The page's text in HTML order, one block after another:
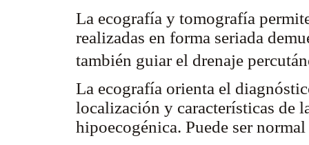
La ecografía y tomografía
realizadas en forma seriada
también guiar el drenaje
La ecografía orienta el
localización y características de
hipoecogénica. Puede ser